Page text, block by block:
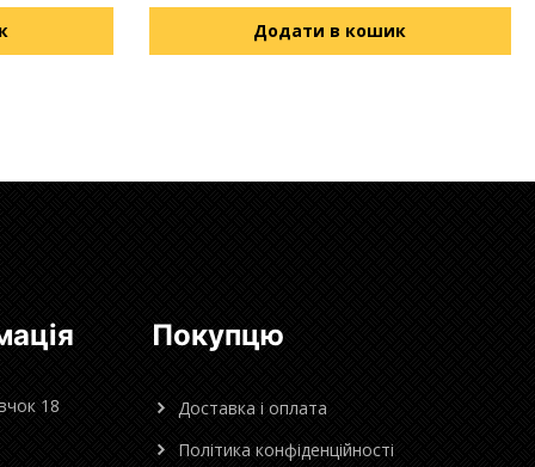
Додати в кошик
18
Покупцю
Доставка і оплата
Політика конфіденційності